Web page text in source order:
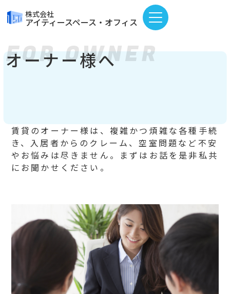
株式会社
アイティースペース・オフィス
オーナー様へ
FOR OWNER
賃貸のオーナー様は、複雑かつ煩雑な各種手続
き、入居者からのクレーム、空室問題など不安
やお悩みは尽きません。まずはお話を是非私共
にお聞かせください。